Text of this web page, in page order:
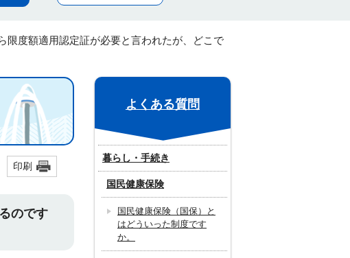
限度額適用認定証が必要と言われたが、どこで
印刷
のです
よくある質問
暮らし・手続き
国民健康保険
国民健康保険（国保）と
はどういった制度です
か。